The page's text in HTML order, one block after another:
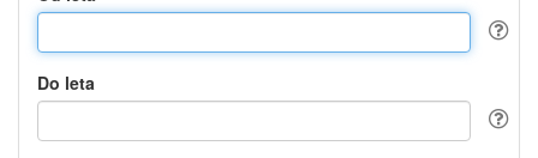
Do leta